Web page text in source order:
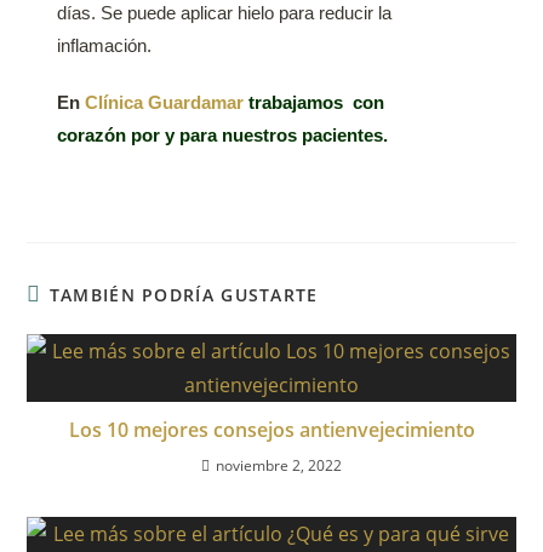
días. Se puede aplicar hielo para reducir la
inflamación.
EnClínica Guardamar trabajamos con
corazón por y para nuestros pacientes.
TAMBIÉN PODRÍA GUSTARTE
Los 10 mejores consejos antienvejecimiento
noviembre 2, 2022